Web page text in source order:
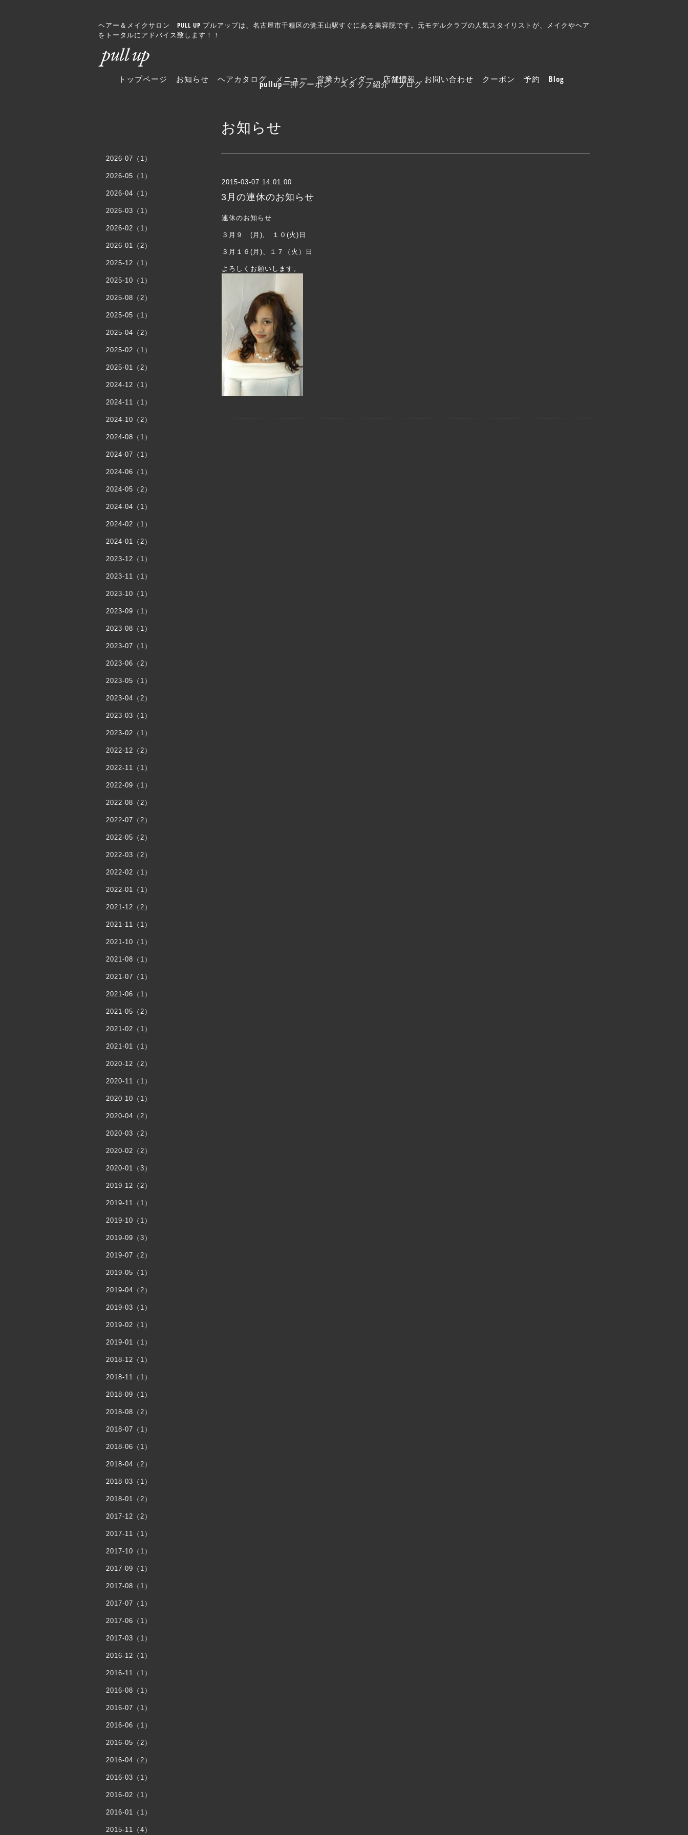
ヘアー＆メイクサロン PULL UP プルアップは、名古屋市千種区の覚王山駅すぐにある美容院です。元モデルクラブの人気スタイリストが、メイクやヘア
をトータルにアドバイス致します！！
トップページ お知らせ ヘアカタログ メニュー 営業カレンダー 店舗情報 お問い合わせ クーポン 予約 Blog
pullup一押クーポン スタッフ紹介 ブログ
お知らせ
2015-03-07 14:01:00
3月の連休のお知らせ
連休のお知らせ
３月９ (月), １０(火)日
３月１６(月)、１７（火）日
よろしくお願いします。
2026-07（1）
2026-05（1）
2026-04（1）
2026-03（1）
2026-02（1）
2026-01（2）
2025-12（1）
2025-10（1）
2025-08（2）
2025-05（1）
2025-04（2）
2025-02（1）
2025-01（2）
2024-12（1）
2024-11（1）
2024-10（2）
2024-08（1）
2024-07（1）
2024-06（1）
2024-05（2）
2024-04（1）
2024-02（1）
2024-01（2）
2023-12（1）
2023-11（1）
2023-10（1）
2023-09（1）
2023-08（1）
2023-07（1）
2023-06（2）
2023-05（1）
2023-04（2）
2023-03（1）
2023-02（1）
2022-12（2）
2022-11（1）
2022-09（1）
2022-08（2）
2022-07（2）
2022-05（2）
2022-03（2）
2022-02（1）
2022-01（1）
2021-12（2）
2021-11（1）
2021-10（1）
2021-08（1）
2021-07（1）
2021-06（1）
2021-05（2）
2021-02（1）
2021-01（1）
2020-12（2）
2020-11（1）
2020-10（1）
2020-04（2）
2020-03（2）
2020-02（2）
2020-01（3）
2019-12（2）
2019-11（1）
2019-10（1）
2019-09（3）
2019-07（2）
2019-05（1）
2019-04（2）
2019-03（1）
2019-02（1）
2019-01（1）
2018-12（1）
2018-11（1）
2018-09（1）
2018-08（2）
2018-07（1）
2018-06（1）
2018-04（2）
2018-03（1）
2018-01（2）
2017-12（2）
2017-11（1）
2017-10（1）
2017-09（1）
2017-08（1）
2017-07（1）
2017-06（1）
2017-03（1）
2016-12（1）
2016-11（1）
2016-08（1）
2016-07（1）
2016-06（1）
2016-05（2）
2016-04（2）
2016-03（1）
2016-02（1）
2016-01（1）
2015-11（4）